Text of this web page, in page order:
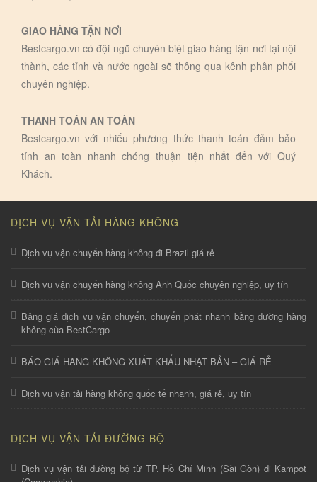
GIAO HÀNG TẬN NƠI
Bestcargo.vn có đội ngũ chuyên biệt giao hàng tận nơi tại nội
thành, các tỉnh và nước ngoài sẽ thông qua kênh phân phối
chuyên nghiệp.
THANH TOÁN AN TOÀN
Bestcargo.vn với nhiếu phương thức thanh toán đảm bảo
tính an toàn nhanh chóng thuận tiện nhất đến với Quý
Khách.
DỊCH VỤ VẬN TẢI HÀNG KHÔNG
Dịch vụ vận chuyển hàng không đi Brazil giá rẻ
Dịch vụ vận chuyển hàng không Anh Quốc chuyên nghiệp, uy tín
Bảng giá dịch vụ vận chuyển, chuyển phát nhanh bằng đường hàng
không của BestCargo
BÁO GIÁ HÀNG KHÔNG XUẤT KHẨU NHẬT BẢN – GIÁ RẺ
Dịch vụ vận tải hàng không quốc tế nhanh, giá rẻ, uy tín
DỊCH VỤ VẬN TẢI ĐƯỜNG BỘ
Dịch vụ vận tải đường bộ từ TP. Hồ Chí Minh (Sài Gòn) đi Kampot